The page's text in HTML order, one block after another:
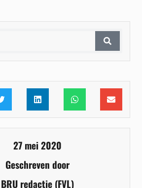
27 mei 2020
Geschreven door
BRU redactie (FVL)